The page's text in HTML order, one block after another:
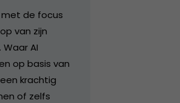
de focus
van zijn
AI
op basis van
krachtig
of zelfs